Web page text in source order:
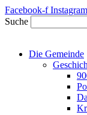
Zum
Inhalt
springen
Facebook-f Instagram
Suche
Die Gemeinde